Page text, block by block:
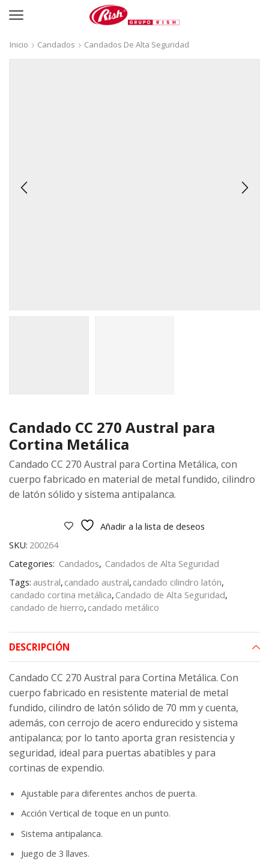
Inicio Candados Candados De Alta Seguridad
Candado CC 270 Austral para
Cortina Metálica
Candado CC 270 Austral para Cortina Metálica, con
cuerpo fabricado en material de metal fundido, cilindro
de latón sólido y sistema antipalanca.
Añadir a la lista de deseos
SKU: 200264
Categories: Candados, Candados de Alta Seguridad
Tags: austral, candado austral, candado cilindro latón,
candado cortina metálica, Candado de Alta Seguridad,
candado de hierro, candado metálico
DESCRIPCIÓN
Candado CC 270 Austral para Cortina Metálica. Con
cuerpo fabricado en resistente material de metal
fundido, cilindro de latón sólido de 70 mm y cuenta,
además, con cerrojo de acero endurecido y sistema
antipalanca; por lo tanto aporta gran resistencia y
seguridad, ideal para puertas abatibles y para
cortinas de expendio.
Ajustable para diferentes anchos de puerta.
Acción Vertical de toque en un punto.
Sistema antipalanca.
Juego de 3 llaves.